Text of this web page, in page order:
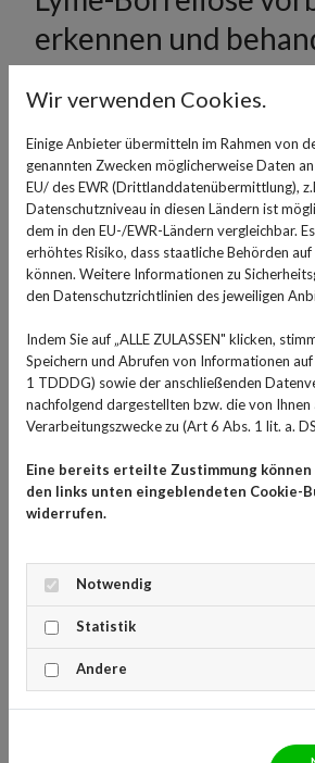
erkennen und
09. Mai 2023
Infektionskrankheit, die durch die
burgdorferi verursacht wird.
Besonders von April bis Oktober
Graslandschaften Zecken aktiv - und
gebissen wird, kann sich mit Lyme-
um sich zu ernähren. Wenn eine
sie Bakterien - die sogenannten
übertragen, wenn sie länger als 24
haftet. In einigen Gebieten
übrigens besonders hoch: In ganz
südöstlichen Teil Sachsens sind in
Infektion früh
behandeln
Die Diagnose, die zeigt, ob man sich
infiziert hat, erfolgt meist durch
Antikörper gegen die Borrelien im
sehr wichtig, die Infektion frühzeitig
Wir verwenden Cookies.
Einige Anbieter übermitteln im Rahmen von
genannten Zwecken möglicherweise Daten
EU/ des EWR (Drittlanddatenübermittlung),
Datenschutzniveau in diesen Ländern ist
dem in den EU-/EWR-Ländern vergleichbar.
erhöhtes Risiko, dass staatliche Behörden
können. Weitere Informationen zu
den Datenschutzrichtlinien des jeweiligen
Indem Sie auf „ALLE ZULASSEN" klicken,
Speichern und Abrufen von Informationen
1 TDDDG) sowie der anschließenden
nachfolgend dargestellten bzw. die von Ihnen
Verarbeitungszwecke zu (Art 6 Abs. 1 lit. a.
Eine bereits erteilte Zustimmung
den links unten eingeblendeten Cookie-
widerrufen.
Notwendig
Statistik
Andere